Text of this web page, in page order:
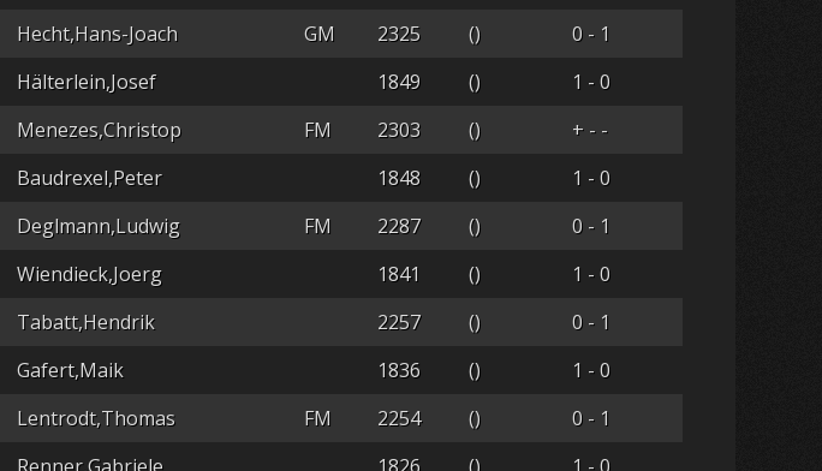
Hecht,Hans-Joach GM 2325 ()
0 - 1
Hälterlein,Josef 1849 ()
1 - 0
Menezes,Christop FM 2303 ()
+ - -
Baudrexel,Peter 1848 ()
1 - 0
Deglmann,Ludwig FM 2287 ()
0 - 1
Wiendieck,Joerg 1841 ()
1 - 0
Tabatt,Hendrik 2257 ()
0 - 1
Gafert,Maik 1836 ()
1 - 0
Lentrodt,Thomas FM 2254 ()
0 - 1